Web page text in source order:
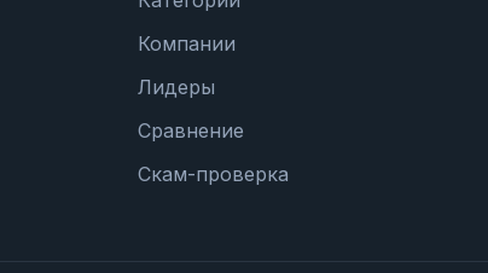
Компании
Лидеры
Сравнение
Скам-проверка